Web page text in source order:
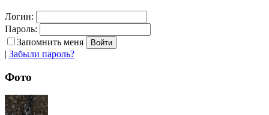
Логин:
Пароль:
Запомнить меня
| Забыли пароль?
Фото